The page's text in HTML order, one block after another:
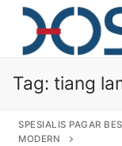
Tag: tiang
SPESIALIS PAGAR
MODERN